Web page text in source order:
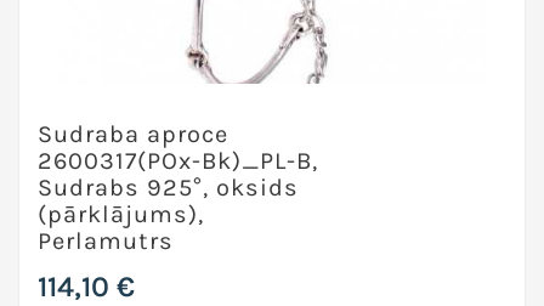
Sudraba aproce
2600317(POx-Bk)_PL-B,
Sudrabs 925°, oksids
(pārklājums),
Perlamutrs
114,10 €